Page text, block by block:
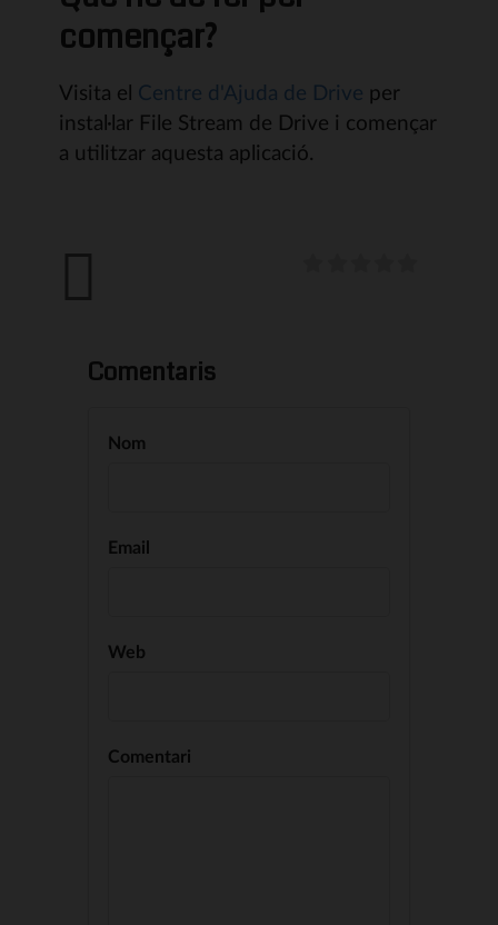
començar?
Visita el Centre d'Ajuda de Drive per
instal·lar File Stream de Drive i començar
a utilitzar aquesta aplicació.
Comentaris
Nom
Email
Web
Comentari